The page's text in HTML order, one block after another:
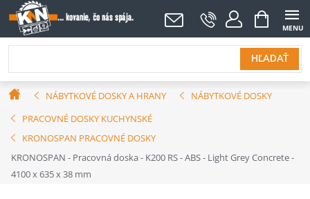
Prejsť
na
obsah
HĽADAŤ
NÁKUPNÝ
KOŠÍK
DomovNÁBYTKOVÉ DOSKY A HRANY
NÁBYTKOVÉ DOSKY
PRACOVNÉ DOSKY KUCHYNSKÉ
KRONOSPAN PRACOVNÉ DOSKY
KRONOSPAN - Pracovná doska - K200 RS - ABS - Light Grey Concrete -
4100 x 635 x 38 mm